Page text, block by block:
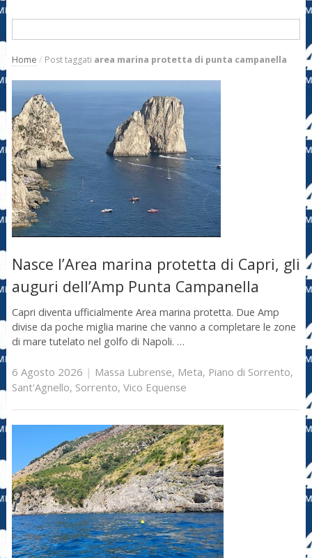
Home / Post taggati area marina protetta di punta campanella
Nasce l’Area marina protetta di Capri, gli
auguri dell’Amp Punta Campanella
Capri diventa ufficialmente Area marina protetta. Due Amp
divise da poche miglia marine che vanno a completare le zone
di mare tutelato nel golfo di Napoli. …
6 Agosto 2026 | Massa Lubrense, Meta, Piano di Sorrento,
Sant'Agnello, Sorrento, Vico Equense